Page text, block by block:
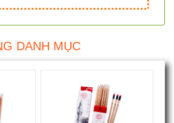
DANH MỤC